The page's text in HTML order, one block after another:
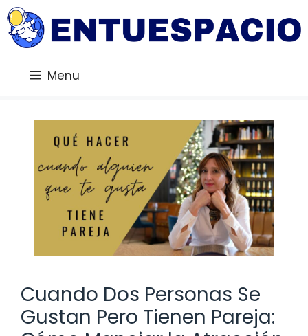
Saltar
al
contenido
Menu
Cuando Dos Personas Se
Gustan Pero Tienen Pareja: